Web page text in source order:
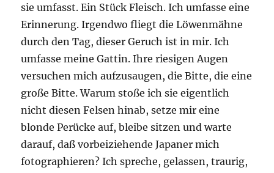
sie umfasst. Ein Stück Fleisch. Ich umfasse eine
Erinnerung. Irgendwo fliegt die Löwenmähne
durch den Tag, dieser Geruch ist in mir. Ich
umfasse meine Gattin. Ihre riesigen Augen
versuchen mich aufzusaugen, die Bitte, die eine
große Bitte. Warum stoße ich sie eigentlich
nicht diesen Felsen hinab, setze mir eine
blonde Perücke auf, bleibe sitzen und warte
darauf, daß vorbeiziehende Japaner mich
fotographieren? Ich spreche, gelassen, traurig,